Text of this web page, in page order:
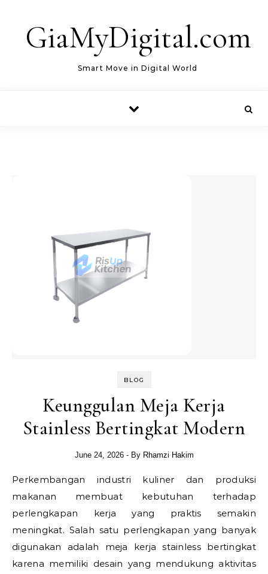
GiaMyDigital.com
Smart Move in Digital World
BLOG
Keunggulan Meja Kerja
Stainless Bertingkat Modern
June 24, 2026 - By Rhamzi Hakim
Perkembangan industri kuliner dan produksi
makanan membuat kebutuhan terhadap
perlengkapan kerja yang praktis semakin
meningkat. Salah satu perlengkapan yang banyak
digunakan adalah meja kerja stainless bertingkat
karena memiliki desain yang mendukung aktivitas